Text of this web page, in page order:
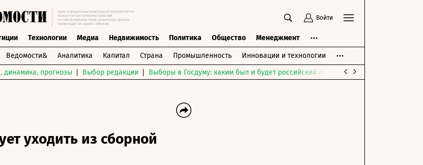
Войти
Технологии Медиа Недвижимость Политика Общество Менеджмент
Ведомости& Аналитика Капитал Страна Промышленность Инновации и технологии
динамика, прогнозы Выбор редакции Выборы в Госдуму: каким был и будет российский парламент
уходить из сборной